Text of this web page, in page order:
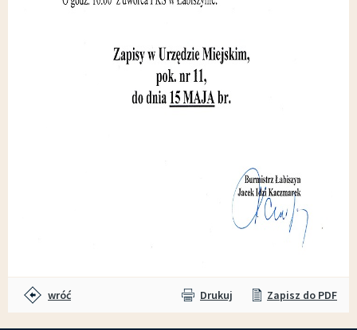
wróć Drukuj Zapisz do PDF